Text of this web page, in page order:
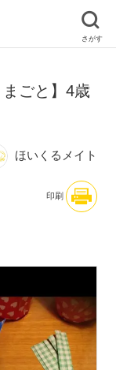
まごと】4歳
ほいくるメイト
印刷